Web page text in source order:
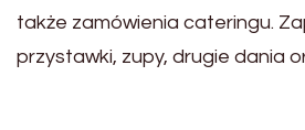
także zamówienia cateringu.
przystawki, zupy, drugie dania